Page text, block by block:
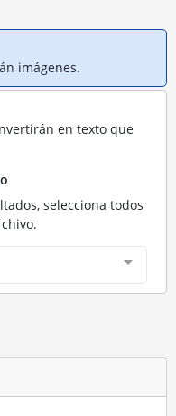
imágenes.
en texto que
selecciona todos